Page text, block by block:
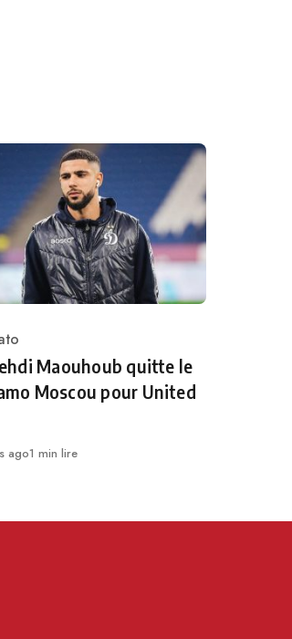
Maouhoub quitte le
Moscou pour United
ago1 min lire